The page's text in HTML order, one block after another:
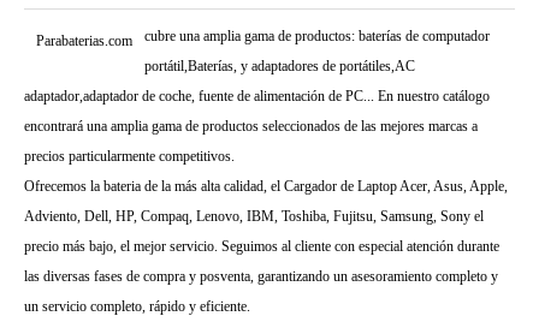
Parabaterias.com
cubre una amplia gama de productos: baterías de computador
portátil,Baterías, y adaptadores de portátiles,AC
adaptador,adaptador de coche, fuente de alimentación de PC... En nuestro catálogo
encontrará una amplia gama de productos seleccionados de las mejores marcas a
precios particularmente competitivos.
Ofrecemos la bateria de la más alta calidad, el Cargador de Laptop Acer, Asus, Apple,
Adviento, Dell, HP, Compaq, Lenovo, IBM, Toshiba, Fujitsu, Samsung, Sony el
precio más bajo, el mejor servicio. Seguimos al cliente con especial atención durante
las diversas fases de compra y posventa, garantizando un asesoramiento completo y
un servicio completo, rápido y eficiente.